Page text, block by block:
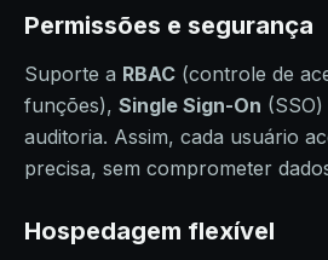
Permissões e segurança
Suporte a RBAC (controle de
funções), Single Sign-On
auditoria. Assim, cada usuário
precisa, sem comprometer
Hospedagem flexível